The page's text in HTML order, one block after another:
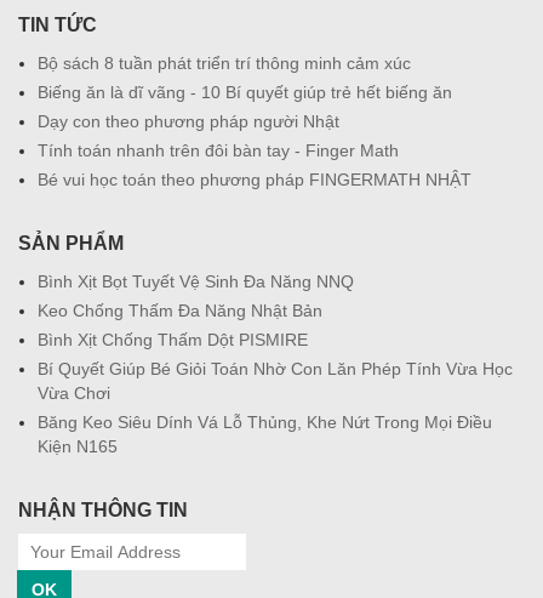
TIN TỨC
Bộ sách 8 tuần phát triển trí thông minh cảm xúc
Biếng ăn là dĩ vãng - 10 Bí quyết giúp trẻ hết biếng ăn
Dạy con theo phương pháp người Nhật
Tính toán nhanh trên đôi bàn tay - Finger Math
Bé vui học toán theo phương pháp FINGERMATH NHẬT
SẢN PHẨM
Bình Xịt Bọt Tuyết Vệ Sinh Đa Năng NNQ
Keo Chống Thấm Đa Năng Nhật Bản
Bình Xịt Chống Thấm Dột PISMIRE
Bí Quyết Giúp Bé Giỏi Toán Nhờ Con Lăn Phép Tính Vừa Học
Vừa Chơi
Băng Keo Siêu Dính Vá Lỗ Thủng, Khe Nứt Trong Mọi Điều
Kiện N165
NHẬN THÔNG TIN
OK